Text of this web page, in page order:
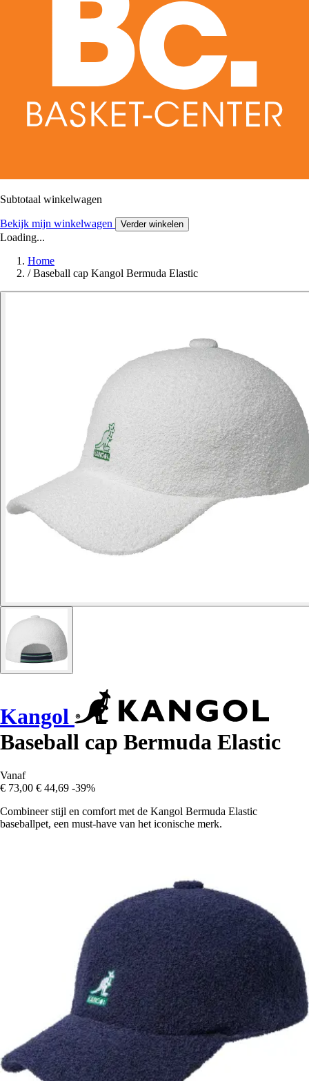
Subtotaal winkelwagen
Bekijk mijn winkelwagen Verder winkelen
Loading...
Home
/ Baseball cap Kangol Bermuda Elastic
Kangol
Baseball cap Bermuda Elastic
Vanaf
€ 73,00 € 44,69 -39%
Combineer stijl en comfort met de Kangol Bermuda Elastic
baseballpet, een must-have van het iconische merk.